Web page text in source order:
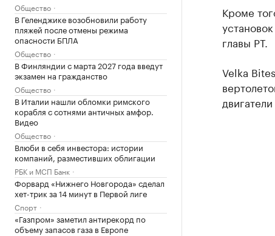
Общество
В Геленджике возобновили работу
пляжей после отмены режима
опасности БПЛА
Общество
В Финляндии с марта 2027 года введут
экзамен на гражданство
Общество
В Италии нашли обломки римского
корабля с сотнями античных амфор.
Видео
Общество
Влюби в себя инвестора: истории
компаний, разместивших облигации
РБК и МСП Банк
Форвард «Нижнего Новгорода» сделал
хет-трик за 14 минут в Первой лиге
Спорт
«Газпром» заметил антирекорд по
объему запасов газа в Европе
Кроме
главы РТ.
Velka